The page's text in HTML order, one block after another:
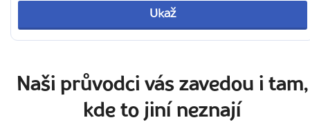
Ukaž
Naši průvodci vás zavedou i tam,
kde to jiní neznají